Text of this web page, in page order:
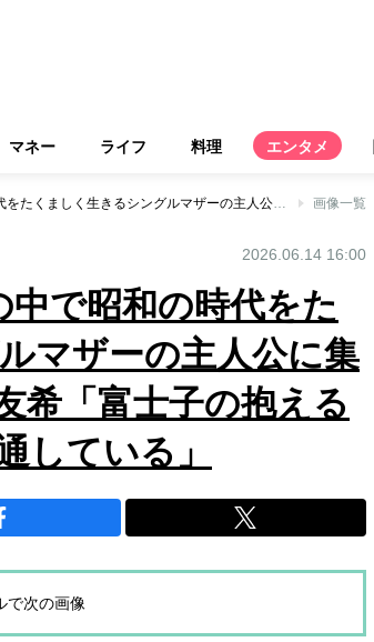
マネー ライフ 料理 エンタメ
映画『FUJIKO』偏見の中で昭和の時代をたくましく生きるシングルマザーの主人公に集まる共感 主演・片山友希「富士子の抱える苦しさは、現代にも共通している」 画像一覧
2026.06.14 16:00
で昭和の時代をた
マザーの主人公に集
希「富士子の抱える
している」
で次の画像